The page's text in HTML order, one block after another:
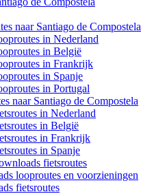
naar Santiago de Compostela
in Nederland
in België
in Frankrijk
in Spanje
in Portugal
naar Santiago de Compostela
in Nederland
in België
in Frankrijk
in Spanje
fietsroutes
looproutes en voorzieningen
fietsroutes